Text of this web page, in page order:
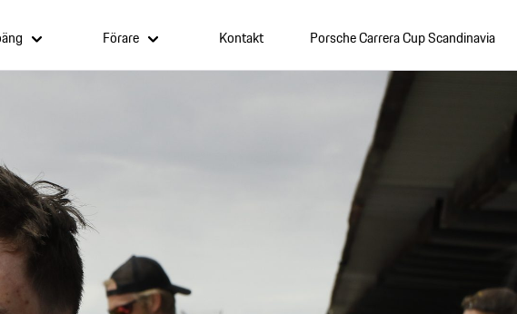
Förare Kontakt Porsche Carrera Cup Scandinavia